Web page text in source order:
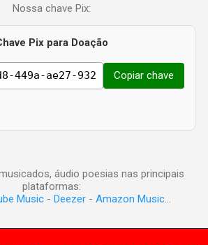
Nossa chave Pix:
Pix para Doação
Copiar chave
áudio poesias nas principais
plataformas:
Music- Deezer- Amazon Music...